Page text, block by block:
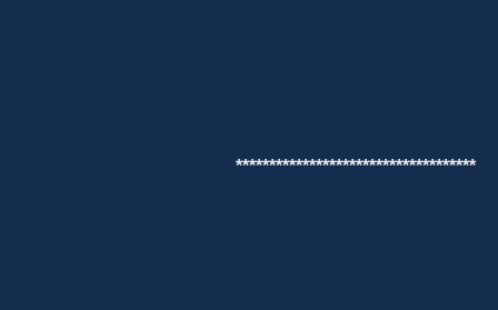
************************************